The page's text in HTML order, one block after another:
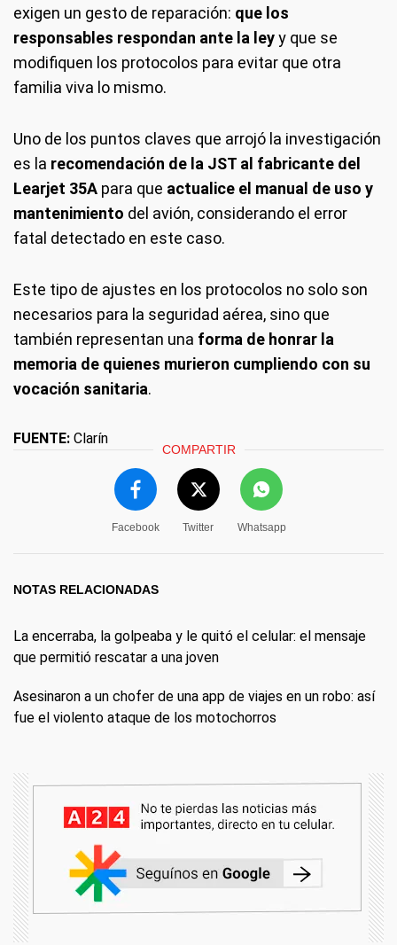
exigen un gesto de reparación: que los
responsables respondan ante la leyy que se
modifiquen los protocolos para evitar que otra
familia viva lo mismo.
Uno de los puntos claves que arrojó la investigación
es la recomendación de la JST al fabricante del
Learjet 35A para que actualice el manual de uso y
mantenimiento del avión, considerando el error
fatal detectado en este caso.
Este tipo de ajustes en los protocolos no solo son
necesarios para la seguridad aérea, sino que
también representan una forma de honrar la
memoria de quienes murieron cumpliendo con su
vocación sanitaria.
FUENTE: Clarín
COMPARTIR
Facebook Twitter Whatsapp
NOTAS RELACIONADAS
La encerraba, la golpeaba y le quitó el celular: el mensaje
que permitió rescatar a una joven
Asesinaron a un chofer de una app de viajes en un robo: así
fue el violento ataque de los motochorros